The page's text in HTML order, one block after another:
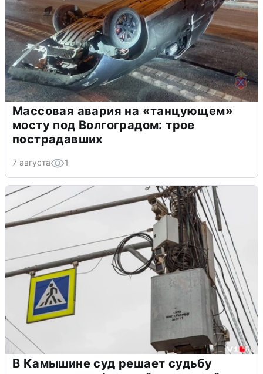
Массовая авария на «танцующем»
мосту под Волгоградом: трое
пострадавших
7 августа 1
В Камышине суд решает судьбу